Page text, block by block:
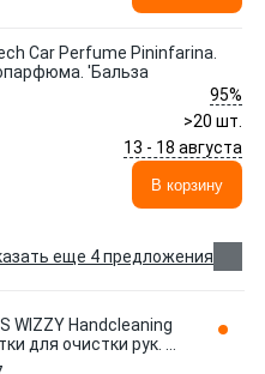
Сar Perfume Pininfarina.
'Бальза
95%
>20 шт.
13 - 18 августа
В корзину
еще 4 предложения
WIZZY Handcleaning
для очистки рук. 12